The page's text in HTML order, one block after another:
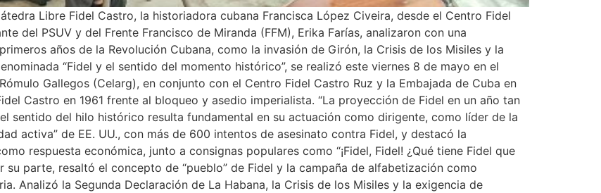
Libre Fidel Castro, la historiadora cubana Francisca López Civeira, desde el Centro Fidel
del PSUV y del Frente Francisco de Miranda (FFM), Erika Farías, analizaron con una
años de la Revolución Cubana, como la invasión de Girón, la Crisis de los Misiles y la
“Fidel y el sentido del momento histórico”, se realizó este viernes 8 de mayo en el
Gallegos (Celarg), en conjunto con el Centro Fidel Castro Ruz y la Embajada de Cuba en
Castro en 1961 frente al bloqueo y asedio imperialista. “La proyección de Fidel en un año tan
sentido del hilo histórico resulta fundamental en su actuación como dirigente, como líder de la
activa” de EE. UU., con más de 600 intentos de asesinato contra Fidel, y destacó la
respuesta económica, junto a consignas populares como “¡Fidel, Fidel! ¿Qué tiene Fidel que
su parte, resaltó el concepto de “pueblo” de Fidel y la campaña de alfabetización como
Analizó la Segunda Declaración de La Habana, la Crisis de los Misiles y la exigencia de